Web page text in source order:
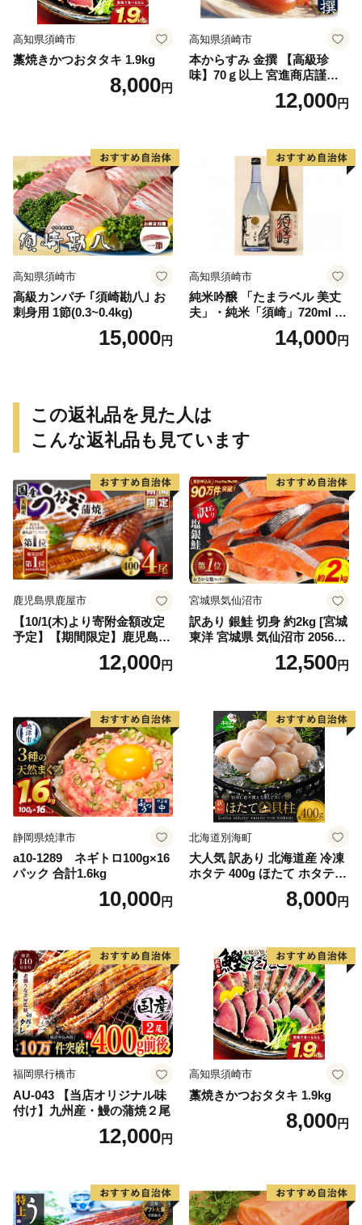
高知県須崎市
藁焼きかつおタタキ 1.9kg
8,000円
高知県須崎市
本からすみ 金撰 【高級珍
味】70ｇ以上 宮進商店謹製
12,000円
高知県須崎市
高級カンパチ ｢須崎勘八｣ お
刺身用 1節(0.3~0.4kg)
15,000円
高知県須崎市
純米吟醸 「たまラベル 美丈
夫」・純米「須崎」720ml ２
本セット TH056114,000円
この返礼品を見た人は
こんな返礼品も見ています
鹿児島県鹿屋市
【10/1(木)より寄附金額改定
予定】【期間限定】鹿児島県
大隅産うなぎ蒲焼4尾（400
g） KN007-02312,000円
宮城県気仙沼市
訳あり 銀鮭 切身 約2kg [宮城
東洋 宮城県 気仙沼市 205649
91] 鮭 魚介類 海鮮 訳アリ 規
格外 不揃い さけ サケ 鮭切身
切り身 魚 わけあり
12,500円
静岡県焼津市
a10-1289 ネギトロ100g×16
パック 合計1.6kg
10,000円
北海道別海町
大人気 訳あり 北海道産 冷凍
ホタテ 400g ほたて ホタテ
8,000円
福岡県行橋市
AU-043 【当店オリジナル味
付け】九州産・鰻の蒲焼２尾
12,000円
高知県須崎市
藁焼きかつおタタキ 1.9kg
8,000円